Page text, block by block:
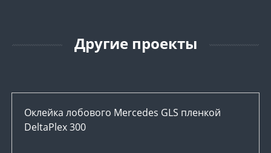
Другие проекты
Оклейка лобового Mercedes GLS пленкой
DeltaPlex 300